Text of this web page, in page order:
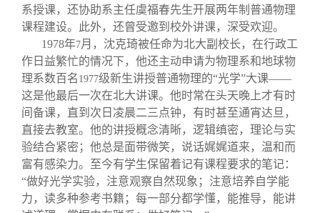
系授课，还协助系主任虞福春先生开展两年制普通物理
课程建设。此外，还曾受邀到校外讲课，深受欢迎。
1978年7月，沈克琦被任命为北大副校长，在行政工
作日益繁忙的情况下，他还主动申请为物理系和地球物
理系数百名 1977级新生讲授普通物理的“光学”大课——
这是他最后一次在北大讲课。他时常在头天晚上才有时
间备课，直到次日凌晨二三点钟，有时甚至通宵达旦，
直接去教室。他的讲授概念清晰，逻辑缜密，理论与实
验结合紧密；他总是面带微笑，说话娓娓道来，温和而
富有感染力。至今有学生保留着记有课程要求的笔记：
“做好光学实验，注意观察自然现象；注意培养自学能
力，读多种参考书籍；每一部分都学懂，能推导，能讲